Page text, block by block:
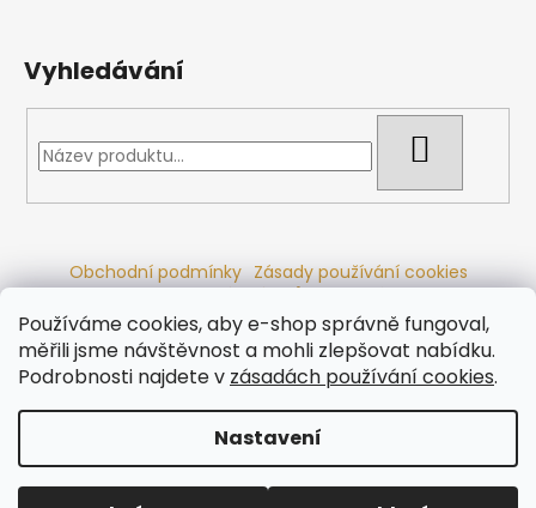
Používáme cookies, aby e-shop správně fungoval,
měřili jsme návštěvnost a mohli zlepšovat nabídku.
Podrobnosti najdete v zásadách používání cookies.
Nastavení
Vyhledávání
Obchodní podmínky Zásady používání cookies
Ochrana osobních údajů Dřevěné sauny
Odstoupení od smlouvy Reklamační řád Kontakty
Koupací sudy
Radiátory
Copyright 2026Ráj saun. Všechna práva vyhrazena.